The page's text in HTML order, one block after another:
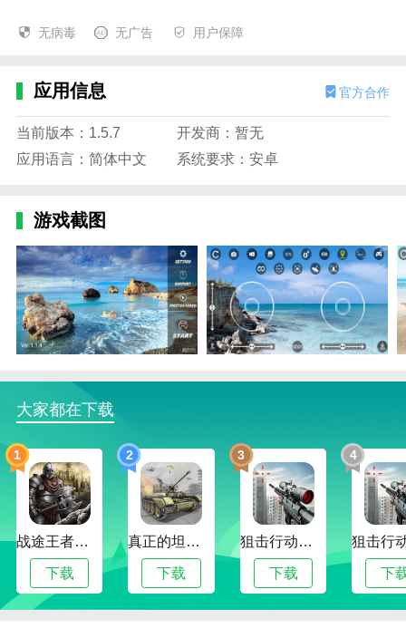
无病毒 无广告 用户保障
应用信息 官方合作
当前版本：1.5.7
开发商：暂无
应用语言：简体中文
系统要求：安卓
游戏截图
大家都在下载
1
战途王者最新版
下载
2
真正的坦克大战
下载
3
狙击行动代号猎鹰最新版
下载
4
下